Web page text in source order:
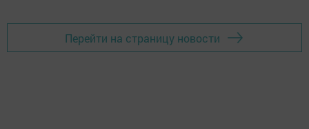
Перейти на страницу новости